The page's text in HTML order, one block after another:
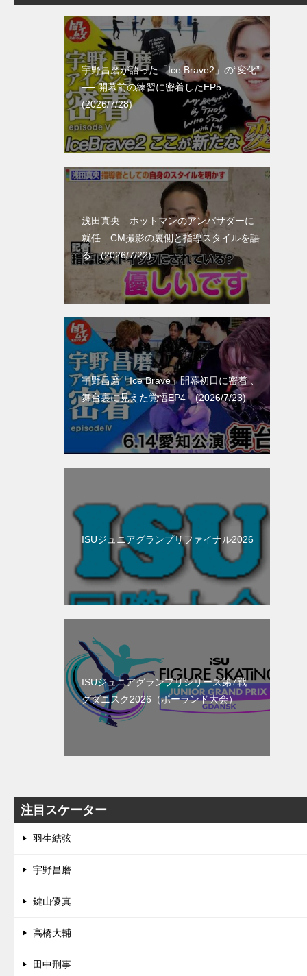
宇野昌磨が語った「Ice Brave2」の“変化”
── 開幕前の練習に密着したEP5
(2026/7/28)
浅田真央 ホットマンのアンバサダーに
就任 CM撮影の裏側と指導スタイルを語
る (2026/7/22)
宇野昌磨「Ice Brave」開幕初日に密着 、
舞台裏に見えた覚悟EP4 (2026/7/23)
ISUジュニアグランプリファイナル2026
ISUジュニアグランプリシリーズ第7戦
グダニスク2026（ポーランド大会）
注目スケーター
羽生結弦
宇野昌磨
鍵山優真
高橋大輔
田中刑事